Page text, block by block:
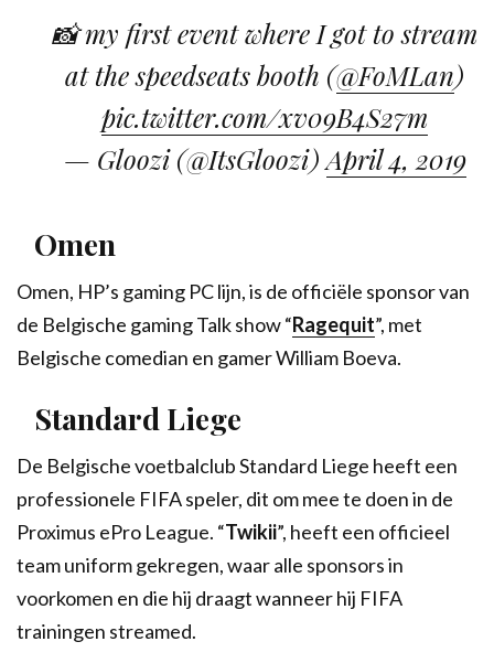
📸 my first event where I got to stream
at the speedseats booth (@FoMLan)
pic.twitter.com/xv09B4S27m
— Gloozi (@ItsGloozi)April 4, 2019
Omen
Omen, HP’s gaming PC lijn, is de officiële sponsor van
de Belgische gaming Talk show “Ragequit”, met
Belgische comedian en gamer William Boeva.
Standard Liege
De Belgische voetbalclub Standard Liege heeft een
professionele FIFA speler, dit om mee te doen in de
Proximus ePro League. “Twikii”, heeft een officieel
team uniform gekregen, waar alle sponsors in
voorkomen en die hij draagt wanneer hij FIFA
trainingen streamed.